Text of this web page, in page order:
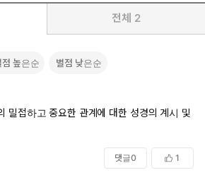
전체 2
점 높은순 별점 낮은순
밀접하고 중요한 관계에 대한 성경의 계시 및
댓글0 1